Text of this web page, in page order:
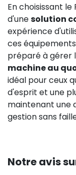
En choisissant
d'unesolution
expérience
ces
préparé à gérer
machine au
idéal pour ceux
d'esprit et une
maintenant une
gestion sans
Notre avis